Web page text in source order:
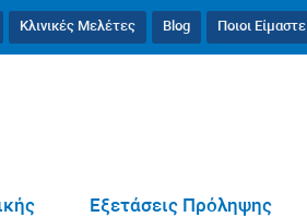
Ποιοι Είμαστε
Blog
Κλινικές Μελέτες
Εξετάσεις Πρόληψης